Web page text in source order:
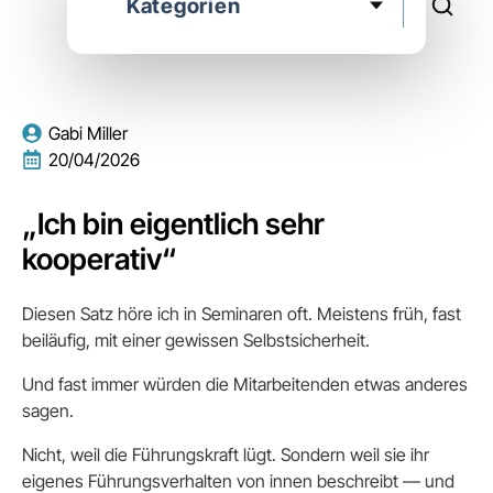
Gabi Miller
20/04/2026
„Ich bin eigentlich sehr
kooperativ“
Diesen Satz höre ich in Seminaren oft. Meistens früh, fast
beiläufig, mit einer gewissen Selbstsicherheit.
Und fast immer würden die Mitarbeitenden etwas anderes
sagen.
Nicht, weil die Führungskraft lügt. Sondern weil sie ihr
eigenes Führungsverhalten von innen beschreibt — und